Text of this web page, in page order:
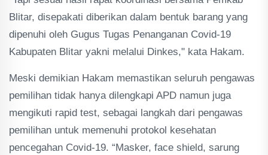
Blitar, disepakati diberikan dalam bentuk barang yang
dipenuhi oleh Gugus Tugas Penanganan Covid-19
Kabupaten Blitar yakni melalui Dinkes," kata Hakam.
Meski demikian Hakam memastikan seluruh pengawas
pemilihan tidak hanya dilengkapi APD namun juga
mengikuti rapid test, sebagai langkah dari pengawas
pemilihan untuk memenuhi protokol kesehatan
pencegahan Covid-19. “Masker, face shield, sarung